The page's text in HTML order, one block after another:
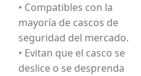
• Compatibles con la
mayoría de cascos de
seguridad del mercado.
• Evitan que el casco se
deslice o se desprenda